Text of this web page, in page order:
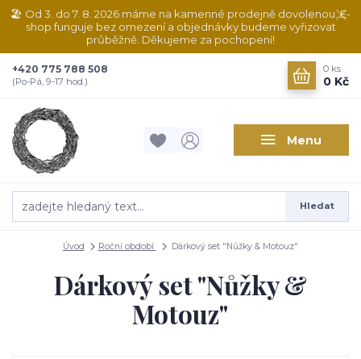
🏖️ Od 3. do 7. 8. 2026 máme na kamenné prodejně dovolenou. E-
shop funguje bez omezení a objednávky budeme vyřizovat
průběžně. Děkujeme za pochopení!
Menu
Hledat
+420 775 788 508
(Po-Pá, 9-17 hod.)
0 ks
0 Kč
Úvod Roční období Dárkový set "Nůžky & Motouz"
Dárkový set "Nůžky &
Motouz"